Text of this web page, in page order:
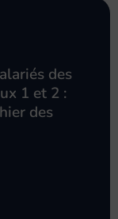
des
1 et 2 :
des